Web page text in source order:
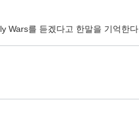
Wars를 듣겠다고 한말을 기억한다.